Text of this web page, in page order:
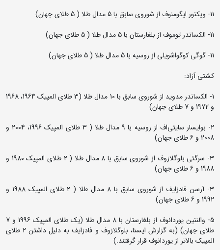
11- ویکتور ایگومنوف از شوروی سابق با 5 مدال طلا ( 5 طلای جهان)
11- الکساندر توموف از بلغارستان با 5 مدال طلا ( 5 طلای جهان)
11- گوگی کوگواشویلی از روسیه با 5 مدال طلا ( 5 طلای جهان)
کشتی آزاد:
1- الکساندر مدوید از شوروی سابق با 10 مدال طلا (3 طلای المپیک 1964، 1968
و 1972 و 7 طلای جهان)
2- بوایسار سایتی‌اف از روسیه با 9 مدال طلا ( 3 طلای المپیک 1996، 2004 و
2008 و 6 طلای جهان)
3- سرگئی بلوگلازوف از شوروی سابق با 8 مدال طلا ( 2 طلای المپیک 1980 و
1988 و 6 طلای جهان)
3- آرسن فادزایف از شوروی سابق با 8 مدال طلا ( 2 طلای المپیک 1988 و
1992 و 6 طلای جهان)
5- والنتین یوردانوف از بلغارستان با 8 مدال طلا (یک طلای المپیک 1996 و 7
طلای جهان) (به گزارش ایسنا، بلوگلازوف و فادزایف به دلیل داشتن 2 طلای
المپیک بالاتر از یوردانوف قرار گرفتند.)